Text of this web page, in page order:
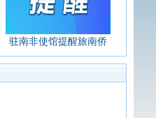
驻南非使馆提醒旅南侨